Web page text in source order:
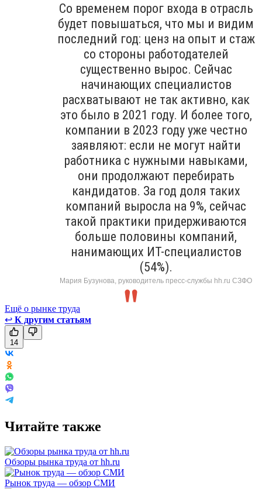
Со временем порог входа в отрасль
будет повышаться, что мы и видим
последний год: ценз на опыт и стаж
со стороны работодателей
существенно вырос. Сейчас
начинающих специалистов
расхватывают не так активно, как
это было в 2021 году. И более того,
компании в 2023 году уже честно
заявляют: если не могут найти
работника с нужными навыками,
они продолжают перебирать
кандидатов. За год доля таких
компаний выросла на 9%, сейчас
такой практики придерживаются
больше половины компаний,
нанимающих ИТ-специалистов
(54%).
Мария Бузунова, руководитель пресс-службы hh.ru СЗФО
Ещё о рынке труда
↩ К другим статьям
14
Читайте также
Обзоры рынка труда от hh.ru
Рынок труда — обзор СМИ